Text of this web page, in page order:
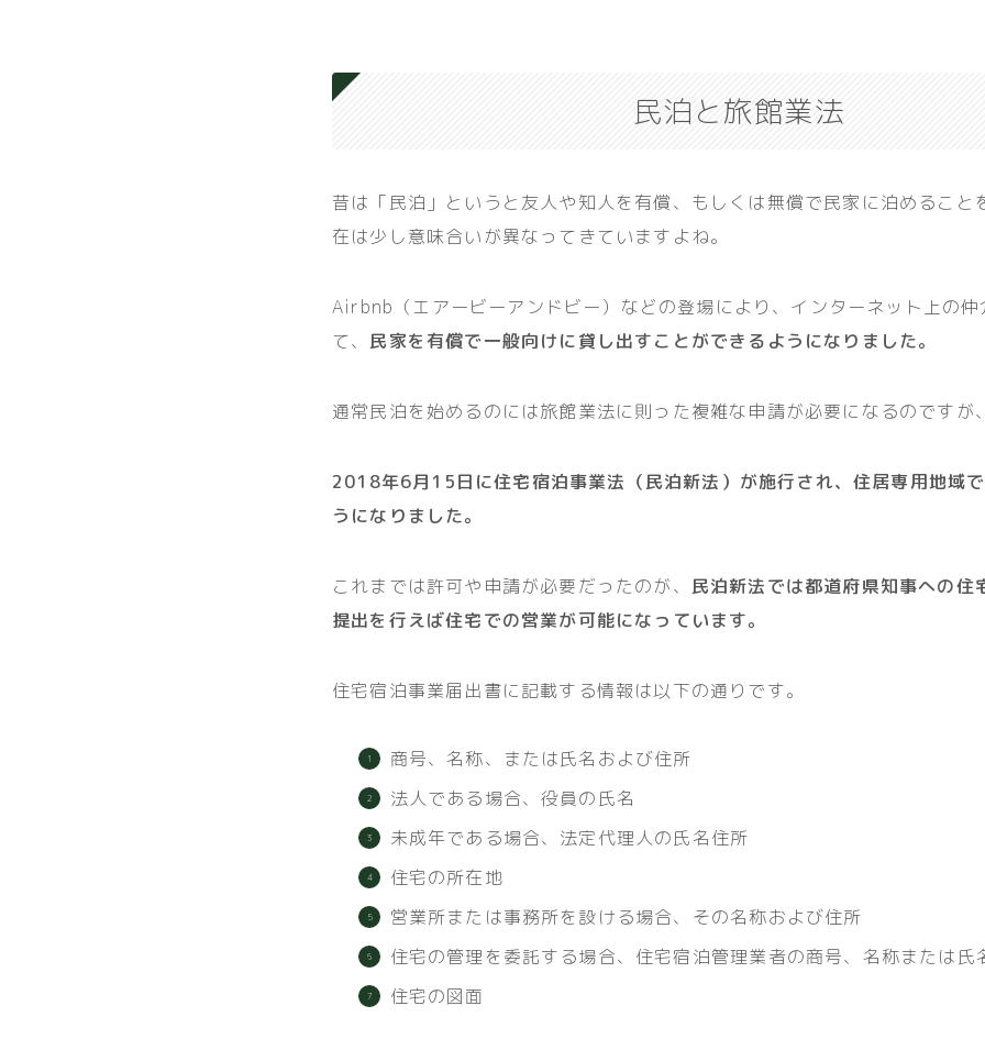
民泊と旅館業法
昔は「民泊」というと友人や知人を有償、もしくは無償で民家に泊めること
在は少し意味合いが異なってきていますよね。
Airbnb（エアービーアンドビー）などの登場により、インターネット上の仲
て、 民家を有償で一般向けに貸し出すことができるようになりました。
通常民泊を始めるのには旅館業法に則った複雑な申請が必要になるのですが、
2018年6月15日に住宅宿泊事業法（民泊新法）が施行され、住居専用地域
うになりました。
これまでは許可や申請が必要だったのが、 民泊新法では都道府県知事への住
提出を行えば住宅での営業が可能になっています。
住宅宿泊事業届出書に記載する情報は以下の通りです。
商号、名称、または氏名および住所
法人である場合、役員の氏名
未成年である場合、法定代理人の氏名住所
住宅の所在地
営業所または事務所を設ける場合、その名称および住所
住宅の管理を委託する場合、住宅宿泊管理業者の商号、名称または氏
住宅の図面